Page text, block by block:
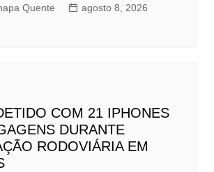
Quente
agosto 8, 2026
COM 21 IPHONES
DURANTE
RODOVIÁRIA EM